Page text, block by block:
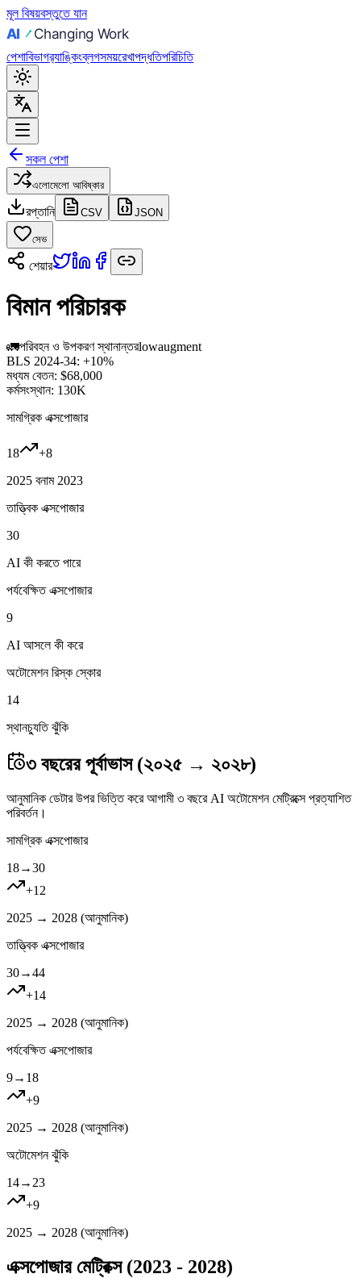
মূল বিষয়বস্তুতে যান
পেশাবিভাগর‍্যাঙ্কিংব্লগসময়রেখাপদ্ধতিপরিচিতি
সকল পেশা
এলোমেলো আবিষ্কার
রপ্তানি CSV JSON
সেভ
শেয়ার
বিমান পরিচারক
🚛পরিবহন ও উপকরণ স্থানান্তরlowaugment
BLS 2024-34: +10%
মধ্যম বেতন: $68,000
কর্মসংস্থান: 130K
সামগ্রিক এক্সপোজার
18 +8
2025 বনাম 2023
তাত্ত্বিক এক্সপোজার
30
AI কী করতে পারে
পর্যবেক্ষিত এক্সপোজার
9
AI আসলে কী করে
অটোমেশন রিস্ক স্কোর
14
স্থানচ্যুতি ঝুঁকি
৩ বছরের পূর্বাভাস (২০২৫ → ২০২৮)
আনুমানিক ডেটার উপর ভিত্তি করে আগামী ৩ বছরে AI অটোমেশন মেট্রিক্সে প্রত্যাশিত
পরিবর্তন।
সামগ্রিক এক্সপোজার
18→30
+12
2025 → 2028 (আনুমানিক)
তাত্ত্বিক এক্সপোজার
30→44
+14
2025 → 2028 (আনুমানিক)
পর্যবেক্ষিত এক্সপোজার
9→ 18
+9
2025 → 2028 (আনুমানিক)
অটোমেশন ঝুঁকি
14→ 23
+9
2025 → 2028 (আনুমানিক)
এক্সপোজার মেট্রিক্স (2023 - 2028)